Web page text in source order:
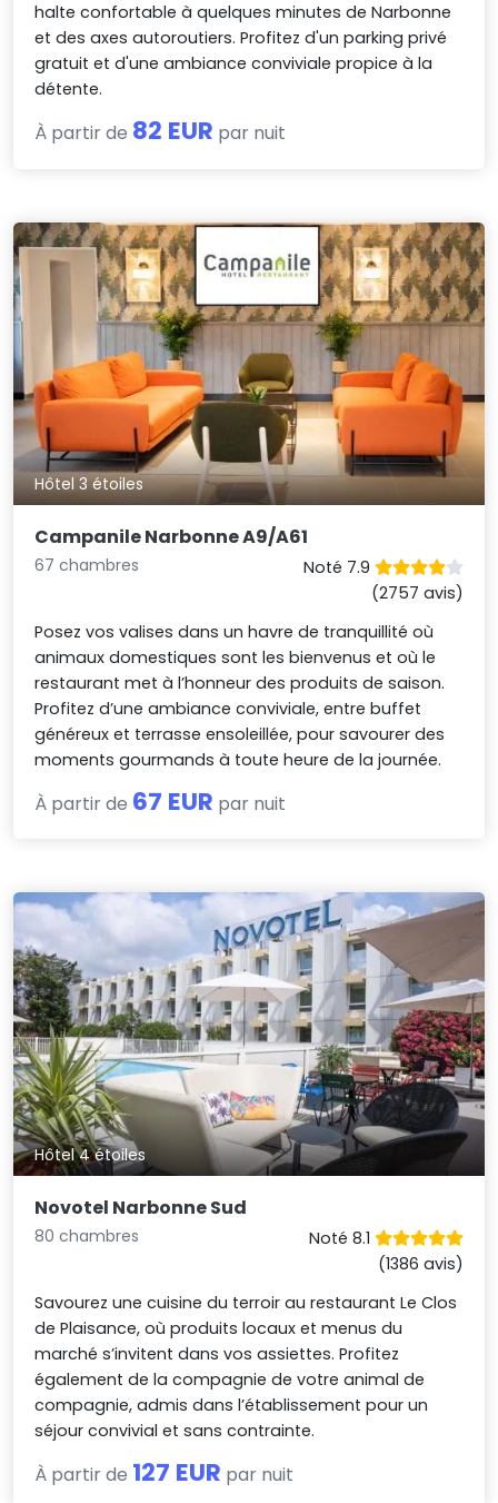
halte confortable à quelques minutes de Narbonne
et des axes autoroutiers. Profitez d'un parking privé
gratuit et d'une ambiance conviviale propice à la
détente.
À partir de 82 EUR par nuit
Hôtel 3 étoiles
Campanile Narbonne A9/A61
67 chambres
Noté 7.9
(2757 avis)
Posez vos valises dans un havre de tranquillité où
animaux domestiques sont les bienvenus et où le
restaurant met à l’honneur des produits de saison.
Profitez d’une ambiance conviviale, entre buffet
généreux et terrasse ensoleillée, pour savourer des
moments gourmands à toute heure de la journée.
À partir de 67 EUR par nuit
Hôtel 4 étoiles
Novotel Narbonne Sud
80 chambres
Noté 8.1
(1386 avis)
Savourez une cuisine du terroir au restaurant Le Clos
de Plaisance, où produits locaux et menus du
marché s’invitent dans vos assiettes. Profitez
également de la compagnie de votre animal de
compagnie, admis dans l’établissement pour un
séjour convivial et sans contrainte.
À partir de 127 EUR par nuit